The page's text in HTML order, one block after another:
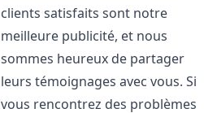
clients satisfaits sont notre
meilleure publicité, et nous
sommes heureux de partager
leurs témoignages avec vous. Si
vous rencontrez des problèmes